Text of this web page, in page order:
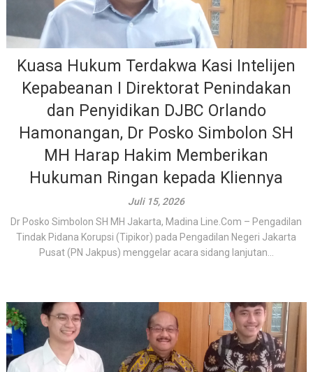
Kuasa Hukum Terdakwa Kasi Intelijen
Kepabeanan I Direktorat Penindakan
dan Penyidikan DJBC Orlando
Hamonangan, Dr Posko Simbolon SH
MH Harap Hakim Memberikan
Hukuman Ringan kepada Kliennya
Juli 15, 2026
Dr Posko Simbolon SH MH Jakarta, Madina Line.Com – Pengadilan
Tindak Pidana Korupsi (Tipikor) pada Pengadilan Negeri Jakarta
Pusat (PN Jakpus) menggelar acara sidang lanjutan...